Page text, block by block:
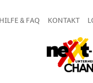
HILFE & FAQ KONTAKT